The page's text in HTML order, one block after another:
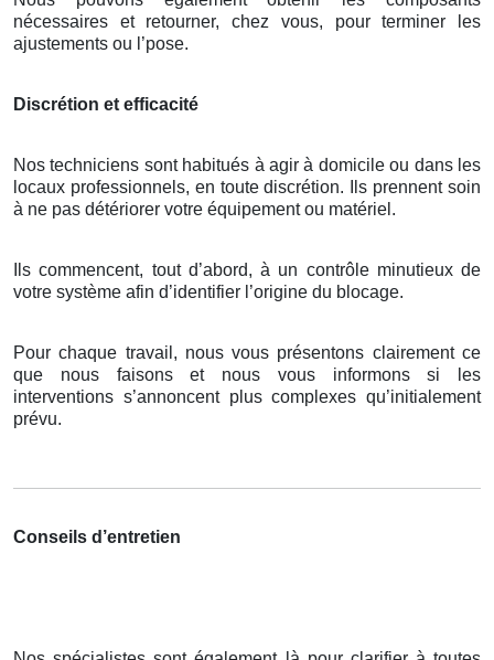
nécessaires et retourner, chez vous, pour terminer les
ajustements ou l’pose.
Discrétion et efficacité
Nos techniciens sont habitués à agir à domicile ou dans les
locaux professionnels, en toute discrétion. Ils prennent soin
à ne pas détériorer votre équipement ou matériel.
Ils commencent, tout d’abord, à un contrôle minutieux de
votre système afin d’identifier l’origine du blocage.
Pour chaque travail, nous vous présentons clairement ce
que nous faisons et nous vous informons si les
interventions s’annoncent plus complexes qu’initialement
prévu.
Conseils d’entretien